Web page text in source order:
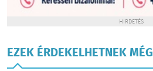
HIRDETÉS
EZEK ÉRDEKELHETNEK MÉG